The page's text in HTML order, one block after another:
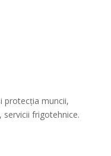
protecția muncii,
servicii frigotehnice.